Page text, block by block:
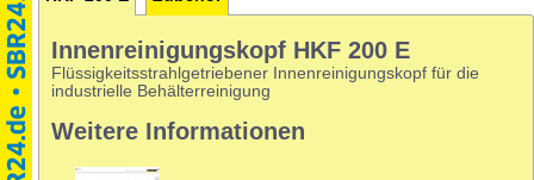
Innenreinigungskopf HKF 200 E
Flüssigkeitsstrahlgetriebener Innenreinigungskopf für die
industrielle Behälterreinigung
Weitere Informationen